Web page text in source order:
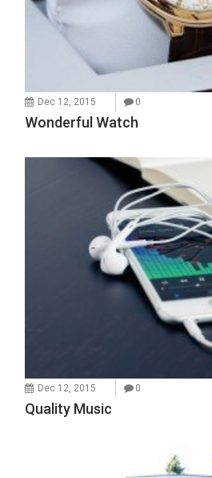
Dec 12, 2015 0
Wonderful Watch
Dec 12, 2015 0
Quality Music